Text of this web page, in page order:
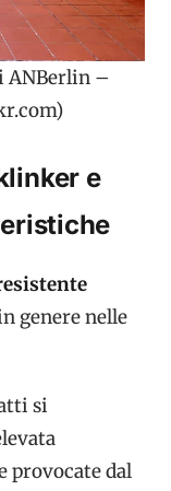
ANBerlin –
e
genere nelle
si
provocate dal